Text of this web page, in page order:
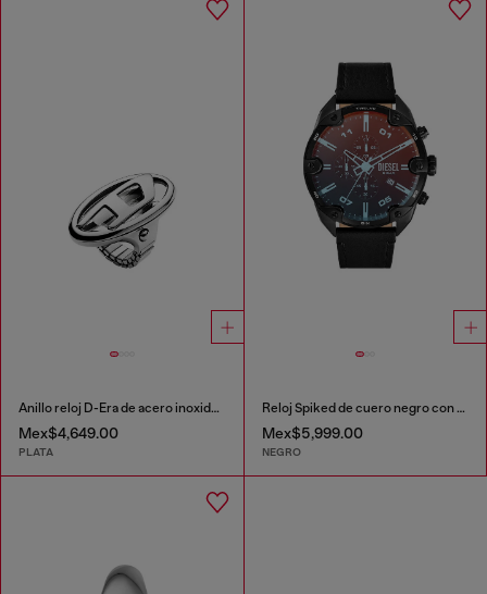
Anillo reloj D-Era de acero inoxidable
Mex$4,649.00
PLATA
Reloj Spiked de cuero negro con cronógrafo
Mex$5,999.00
NEGRO